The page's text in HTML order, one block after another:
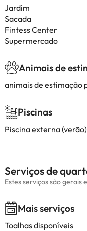
Jardim
Sacada
Fintess Center
Supermercado
Animais de
animais de estimação
Piscinas
Piscina externa (verão)
Serviços de
Estes serviços são
Mais serviços
Toalhas disponíveis